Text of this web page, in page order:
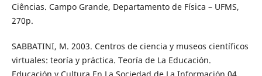
Ciências. Campo Grande, Departamento de Física – UFMS,
270p.
SABBATINI, M. 2003. Centros de ciencia y museos científicos
virtuales: teoría y práctica. Teoría de La Educación.
Educación y Cultura En La Sociedad de La Información 04,